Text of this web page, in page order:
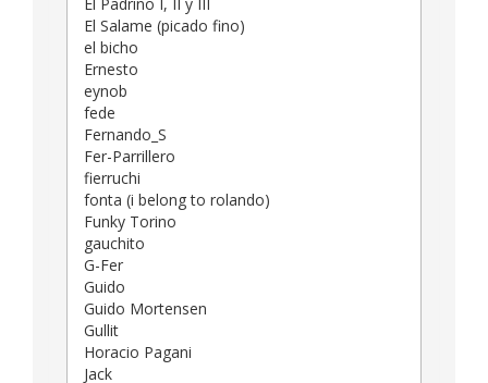
El Salame (picado fino)
el bicho
Ernesto
eynob
fede
Fernando_S
Fer-Parrillero
fierruchi
fonta (i belong to rolando)
Funky Torino
gauchito
G-Fer
Guido
Guido Mortensen
Gullit
Horacio Pagani
Jack